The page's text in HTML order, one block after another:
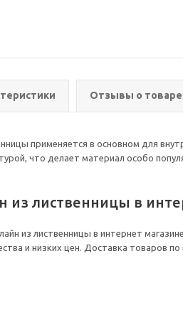
Отзывы о товаре
применяется в основном для
что делает материал особо
из лиственницы в
из лиственницы в интернет
и низких цен. Доставка товаров по